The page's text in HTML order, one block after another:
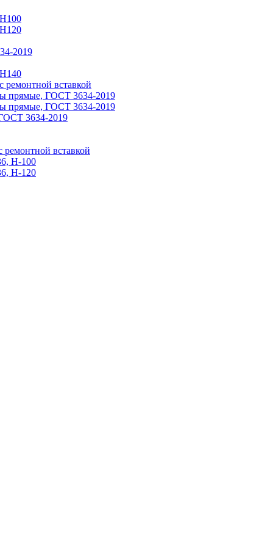
2019
вставкой
прямые, ГОСТ 3634-2019
прямые, ГОСТ 3634-2019
3634-2019
вставкой
Н-100
Н-120